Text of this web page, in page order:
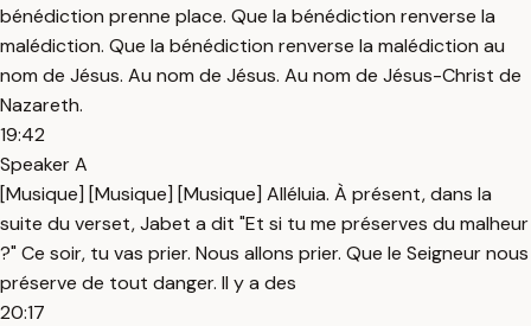
bénédiction prenne place. Que la bénédiction renverse la
malédiction. Que la bénédiction renverse la malédiction au
nom de Jésus. Au nom de Jésus. Au nom de Jésus-Christ de
Nazareth.
19:42
Speaker A
[Musique] [Musique] [Musique] Alléluia. À présent, dans la
suite du verset, Jabet a dit "Et si tu me préserves du malheur
?" Ce soir, tu vas prier. Nous allons prier. Que le Seigneur nous
préserve de tout danger. Il y a des
20:17